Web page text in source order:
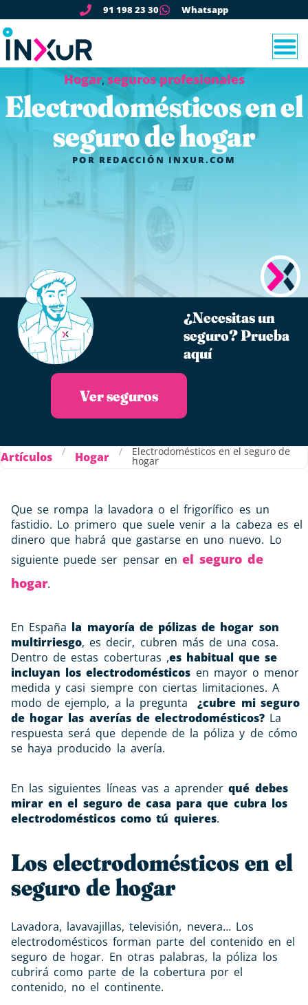
91 198 23 30 Whatsapp
Hogar, seguros profesionales
Electrodomésticos en el
seguro de hogar
POR REDACCIÓN INXUR.COM
¿Necesitas un
seguro?​ Prueba
aquí
Ver seguros
Artículos / Hogar / Electrodomésticos en el seguro de
hogar
Que se rompa la lavadora o el frigorífico es un
fastidio. Lo primero que suele venir a la cabeza es el
dinero que habrá que gastarse en uno nuevo. Lo
siguiente puede ser pensar en el seguro de
hogar.
En España la mayoría de pólizas de hogar son
multirriesgo, es decir, cubren más de una cosa.
Dentro de estas coberturas ,es habitual que se
incluyan los electrodomésticos en mayor o menor
medida y casi siempre con ciertas limitaciones. A
modo de ejemplo, a la pregunta
¿cubre mi seguro
de hogar las averías de electrodomésticos? La
respuesta será que depende de la póliza y de cómo
se haya producido la avería.
En las siguientes líneas vas a aprenderqué debes
mirar en el seguro de casa para que cubra los
electrodomésticos como tú quieres.
Los electrodomésticos en el
seguro de hogar
Lavadora, lavavajillas, televisión, nevera… Los
electrodomésticos forman parte del contenido en el
seguro de hogar. En otras palabras, la póliza los
cubrirá como parte de la cobertura por el
contenido, no el continente.